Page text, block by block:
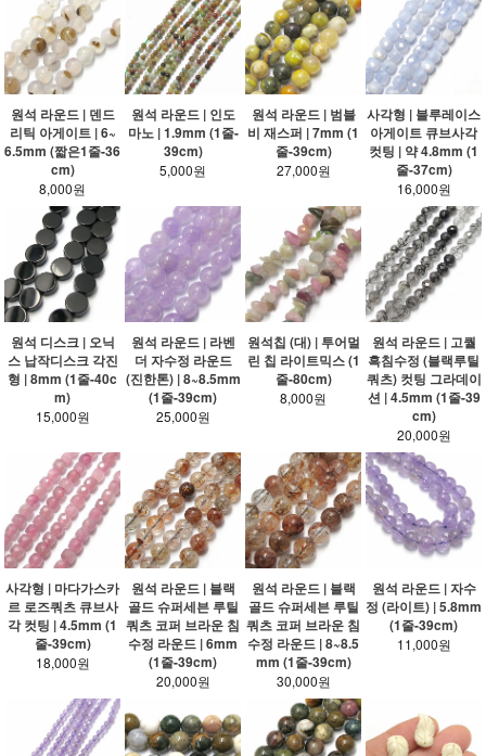
원석 라운드 | 덴드
리틱 아게이트 | 6~
6.5mm (짧은1줄-36
cm)
8,000원
원석 라운드 | 인도
마노 | 1.9mm (1줄-
39cm)
5,000원
원석 라운드 | 범블
비 재스퍼 | 7mm (1
줄-39cm)
27,000원
사각형 | 블루레이스
아게이트 큐브사각
컷팅 | 약 4.8mm (1
줄-37cm)
16,000원
원석 디스크 | 오닉
스 납작디스크 각진
형 | 8mm (1줄-40c
m)
15,000원
원석 라운드 | 라벤
더 자수정 라운드
(진한톤) | 8~8.5mm
(1줄-39cm)
25,000원
원석칩 (대) | 투어멀
린 칩 라이트믹스 (1
줄-80cm)
8,000원
원석 라운드 | 고퀄
흑침수정 (블랙루틸
쿼츠) 컷팅 그라데이
션 | 4.5mm (1줄-39
cm)
20,000원
사각형 | 마다가스카
르 로즈쿼츠 큐브사
각 컷팅 | 4.5mm (1
줄-39cm)
18,000원
원석 라운드 | 블랙
골드 슈퍼세븐 루틸
쿼츠 코퍼 브라운 침
수정 라운드 | 6mm
(1줄-39cm)
20,000원
원석 라운드 | 블랙
골드 슈퍼세븐 루틸
쿼츠 코퍼 브라운 침
수정 라운드 | 8~8.5
mm (1줄-39cm)
30,000원
원석 라운드 | 자수
정 (라이트) | 5.8mm
(1줄-39cm)
11,000원